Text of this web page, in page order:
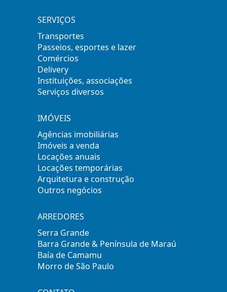
SERVIÇOS
Transportes
Passeios, esportes e lazer
Comércios
Delivery
Instituições, associações
Serviços diversos
IMÓVEIS
Agências imobiliárias
Imóveis a venda
Locações anuais
Locações temporárias
Arquitetura e construção
Outros negócios
ARREDORES
Serra Grande
Barra Grande & Península de Maraú
Baía de Camamu
Morro de São Paulo